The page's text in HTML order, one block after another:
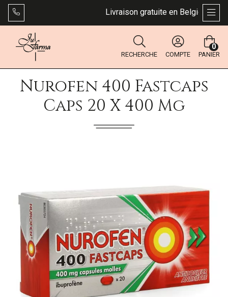
Livraison gratuite en Belgique dès
RECHERCHE COMPTE PANIER
0
Nurofen 400 Fastcaps
Caps 20 X 400 Mg